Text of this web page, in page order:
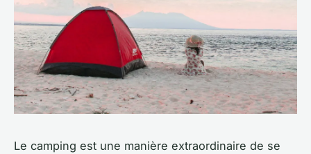
Le camping est une manière extraordinaire de se